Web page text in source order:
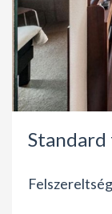
Standard
Felszereltség